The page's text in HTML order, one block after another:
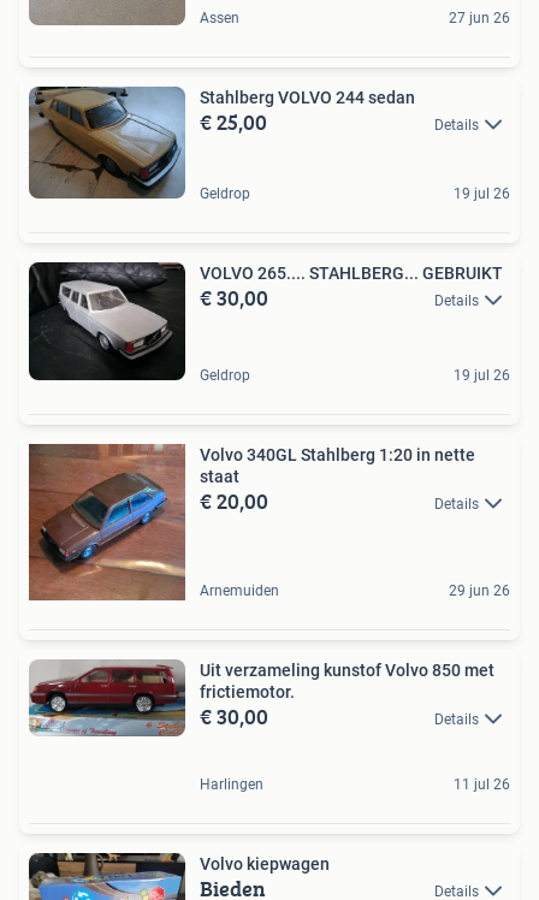
Assen 27 jun 26
Stahlberg VOLVO 244 sedan
€ 25,00 Details
Geldrop 19 jul 26
VOLVO 265.... STAHLBERG... GEBRUIKT
€ 30,00 Details
Geldrop 19 jul 26
Volvo 340GL Stahlberg 1:20 in nette
staat
€ 20,00 Details
Arnemuiden 29 jun 26
Uit verzameling kunstof Volvo 850 met
frictiemotor.
€ 30,00 Details
Harlingen 11 jul 26
Volvo kiepwagen
Bieden Details